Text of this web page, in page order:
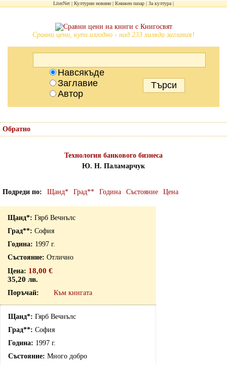
LiterNet Културни новини Книжен пазар За култура
Сравни цени, купи изгодно - над 233 хиляди заглавия!
Навсякъде
Заглавие
Автор
Обратно
Технология банкового бизнеса
Ю. Н. Паламарчук
Подреди по Щанд* Град** Година Състояние Цена
Гярб Вечнълс
София
1997 г.
Отлично
18,00 €
35,20 лв.
Към книгата
Гярб Вечнълс
София
1997 г.
Много добро